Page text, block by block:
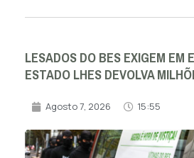
LESADOS DO BES EXIGEM EM
ESTADO LHES DEVOLVA
Agosto 7, 2026 15:55